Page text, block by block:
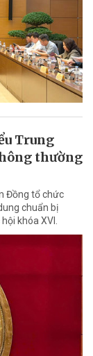
Trung
thường
Đồng tổ chức
chuẩn bị
khóa XVI.